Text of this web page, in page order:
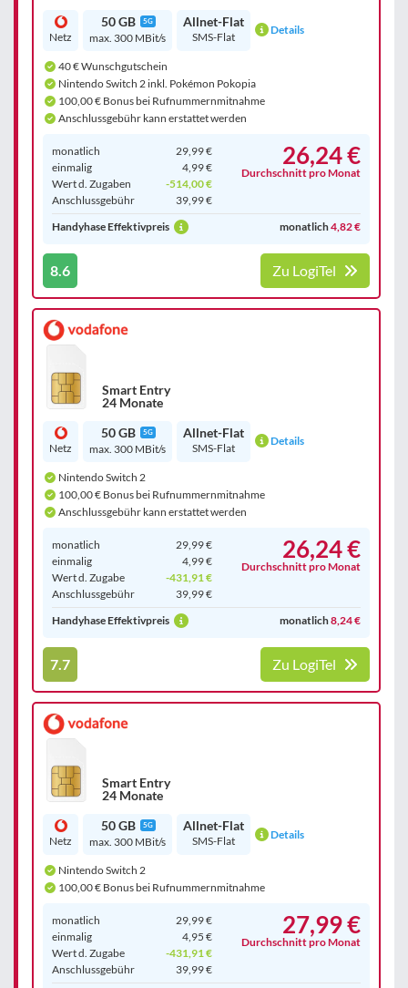
Netz
50 GB 5G
max. 300 MBit/s
Allnet-Flat
SMS-Flat Details
40 € Wunschgutschein
Nintendo Switch 2 inkl. Pokémon Pokopia
100,00 € Bonus bei Rufnummernmitnahme
Anschlussgebühr kann erstattet werden
monatlich
29,99 €
einmalig
4,99 €
Wert d. Zugaben
-514,00 €
Anschluss­gebühr
39,99 €
26,24 €
Durchschnitt pro Monat
Handyhase Effektivpreis monatlich4,82 €
8.6 Zu LogiTel
Smart Entry
24 Monate
Netz
50 GB 5G
max. 300 MBit/s
Allnet-Flat
SMS-Flat Details
Nintendo Switch 2
100,00 € Bonus bei Rufnummernmitnahme
Anschlussgebühr kann erstattet werden
monatlich
29,99 €
einmalig
4,99 €
Wert d. Zugabe
-431,91 €
Anschluss­gebühr
39,99 €
26,24 €
Durchschnitt pro Monat
Handyhase Effektivpreis monatlich8,24 €
7.7 Zu LogiTel
Smart Entry
24 Monate
Netz
50 GB 5G
max. 300 MBit/s
Allnet-Flat
SMS-Flat Details
Nintendo Switch 2
100,00 € Bonus bei Rufnummernmitnahme
monatlich
29,99 €
einmalig
4,95 €
Wert d. Zugabe
-431,91 €
Anschluss­gebühr
39,99 €
27,99 €
Durchschnitt pro Monat